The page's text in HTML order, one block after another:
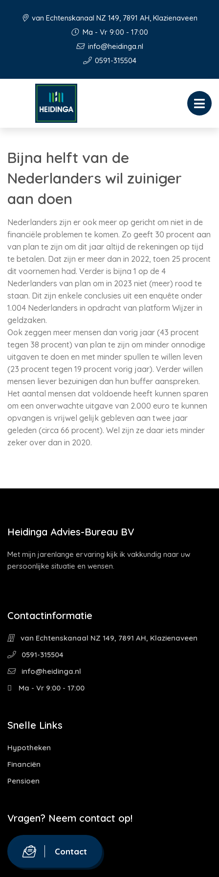
van Echtenskanaal NZ 149, 7891 AH, Klazienaveen
Ma - Vr 9:00 - 17:00
info@heidinga.nl
0591-315504
Bijna helft van de
Nederlanders wil zuiniger
aan doen
Nederlanders zijn er ook meer op gericht om niet in de
financiële problemen te komen. Zo geeft 30 procent aan
van plan te zijn om dit jaar altijd de rekeningen op tijd
te betalen. Dat zijn er meer dan in 2022, toen 25 procent
dit voornemen had. Verder is bijna 1 op de 4
Nederlanders van plan om in 2023 niet (meer) rood te
staan. Dit zijn enkele conclusies uit een enquête onder
1.004 Nederlanders in opdracht van platform Wijzer in
geldzaken.
Ook zeggen meer mensen dan vorig jaar (43 procent
tegen 38 procent) van plan te zijn om minder onnodige
uitgaven te doen en met minder spullen te willen leven
(23 procent tegen 19 procent vorig jaar). Verder willen
mensen liever bezuinigen dan hun buffer aanspreken.
Het aantal mensen dat voldoende heeft kunnen sparen
om een onverwachte uitgave van 2.000 euro te kunnen
opvangen is vrijwel gelijk gebleven aan twee jaar
geleden (circa 66 procent). Wel zijn ze daar iets minder
zeker over dan in 2020.
Heidinga Advies-Bureau BV
Met mijn jarenlange ervaring kijk ik vakkundig naar uw
persoonlijke situatie en wensen.
Contactinformatie
van Echtenskanaal NZ 149, 7891 AH, Klazienaveen
0591-315504
info@heidinga.nl
Ma - Vr 9:00 - 17:00
Snelle Links
Hypotheken
Financiën
Pensioen
Vragen? Neem contact op!
Contact